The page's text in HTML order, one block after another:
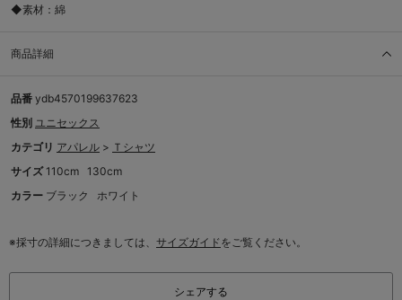
◆素材：綿
商品詳細
品番 ydb4570199637623
性別 ユニセックス
カテゴリ アパレル > Ｔシャツ
サイズ 110cm
130cm
カラー ブラック ホワイト
※採寸の詳細につきましては、 サイズガイドをご覧ください。
シェアする